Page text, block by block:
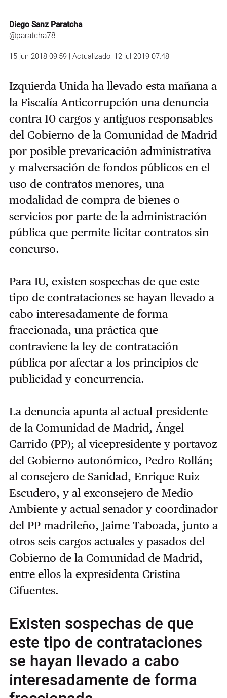
Diego Sanz Paratcha
@paratcha78
15 jun 2018 09:59 | Actualizado: 12 jul 2019 07:48
Izquierda Unida ha llevado esta mañana a
la Fiscalía Anticorrupción una denuncia
contra 10 cargos y antiguos responsables
del Gobierno de la Comunidad de Madrid
por posible prevaricación administrativa
y malversación de fondos públicos en el
uso de contratos menores, una
modalidad de compra de bienes o
servicios por parte de la administración
pública que permite licitar contratos sin
concurso.
Para IU, existen sospechas de que este
tipo de contrataciones se hayan llevado a
cabo interesadamente de forma
fraccionada, una práctica que
contraviene la ley de contratación
pública por afectar a los principios de
publicidad y concurrencia.
La denuncia apunta al actual presidente
de la Comunidad de Madrid, Ángel
Garrido (PP); al vicepresidente y portavoz
del Gobierno autonómico, Pedro Rollán;
al consejero de Sanidad, Enrique Ruiz
Escudero, y al exconsejero de Medio
Ambiente y actual senador y coordinador
del PP madrileño, Jaime Taboada, junto a
otros seis cargos actuales y pasados del
Gobierno de la Comunidad de Madrid,
entre ellos la expresidenta Cristina
Cifuentes.
Existen sospechas de que
este tipo de contrataciones
se hayan llevado a cabo
interesadamente de forma